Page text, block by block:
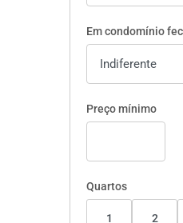
Em condomínio
Preço mínimo
Quartos
1 2